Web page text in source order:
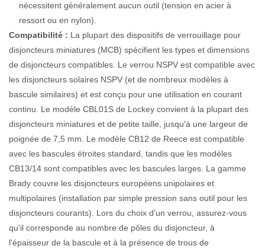
nécessitent généralement aucun outil (tension en acier à
ressort ou en nylon).
Compatibilité : La plupart des dispositifs de verrouillage pour
disjoncteurs miniatures (MCB) spécifient les types et dimensions
de disjoncteurs compatibles. Le verrou NSPV est compatible avec
les disjoncteurs solaires NSPV (et de nombreux modèles à
bascule similaires) et est conçu pour une utilisation en courant
continu. Le modèle CBL01S de Lockey convient à la plupart des
disjoncteurs miniatures et de petite taille, jusqu'à une largeur de
poignée de 7,5 mm. Le modèle CB12 de Reece est compatible
avec les bascules étroites standard, tandis que les modèles
CB13/14 sont compatibles avec les bascules larges. La gamme
Brady couvre les disjoncteurs européens unipolaires et
multipolaires (installation par simple pression sans outil pour les
disjoncteurs courants). Lors du choix d'un verrou, assurez-vous
qu'il corresponde au nombre de pôles du disjoncteur, à
l'épaisseur de la bascule et à la présence de trous de